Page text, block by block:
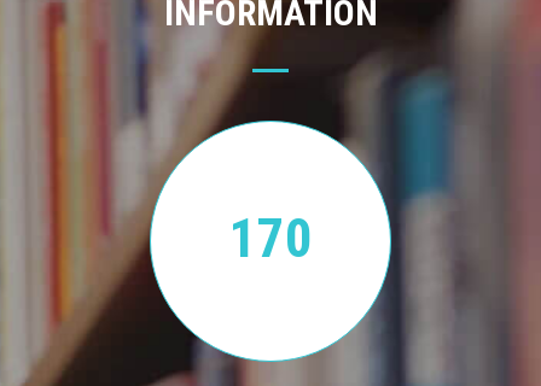
INFORMATION
170